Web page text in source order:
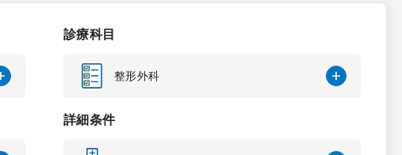
診療科目
整形外科
詳細条件